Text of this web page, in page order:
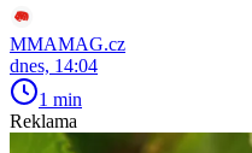
MMAMAG.cz
dnes, 14:04
1 min
Reklama